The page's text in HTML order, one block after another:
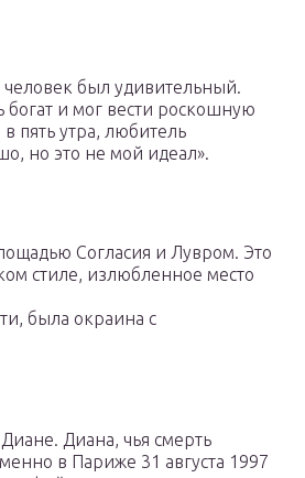
был удивительный.
и мог вести роскошную
пять утра, любитель
но это не мой идеал».
Согласия и Лувром. Это
стиле, излюбленное место
была окраина с
Диана, чья смерть
в Париже 31 августа 1997